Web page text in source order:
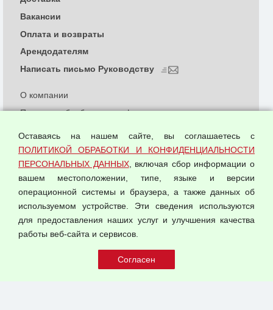
© 2026 ООО "Феникс"
О компании
Политика обработки и конфиденциальности
Согласием на обработку персональных данных
Оферта оптовой купли-продажи
Публичная оферта
Вакансии
Оплата и возвраты
Арендодателям
Написать письмо Руководству
Оставаясь на нашем сайте, вы соглашаетесь с
ПОЛИТИКОЙ ОБРАБОТКИ И КОНФИДЕНЦИАЛЬНОСТИ
ПЕРСОНАЛЬНЫХ ДАННЫХ, включая сбор информации о
вашем местоположении, типе, языке и версии
операционной системы и браузера, а также данных об
используемом устройстве. Эти сведения используются
для предоставления наших услуг и улучшения качества
работы веб-сайта и сервисов.